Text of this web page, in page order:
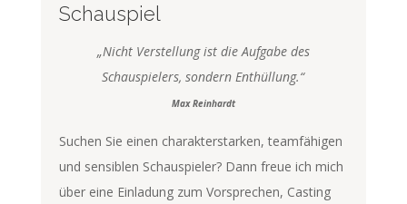
Schauspiel
„Nicht Verstellung ist die Aufgabe des
Schauspielers, sondern Enthüllung.“
Max Reinhardt
Suchen Sie einen charakterstarken, teamfähigen
und sensiblen Schauspieler? Dann freue ich mich
über eine Einladung zum Vorsprechen, Casting